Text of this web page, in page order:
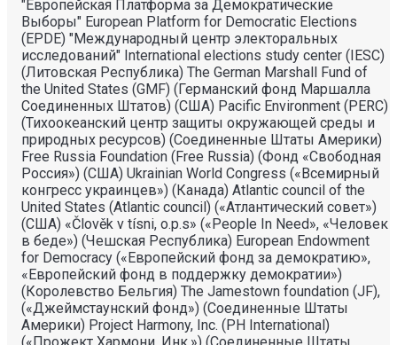
"Европейская Платформа за Демократические
Выборы" European Platform for Democratic Elections
(EPDE) "Международный центр электоральных
исследований" International elections study center (IESC)
(Литовская Республика) The German Marshall Fund of
the United States (GMF) (Германский фонд Маршалла
Соединенных Штатов) (США) Pacific Environment (PERC)
(Тихоокеанский центр защиты окружающей среды и
природных ресурсов) (Соединенные Штаты Америки)
Free Russia Foundation (Free Russia) (Фонд «Свободная
Россия») (США) Ukrainian World Congress («Всемирный
конгресс украинцев») (Канада) Atlantic council of the
United States (Atlantic council) («Атлантический совет»)
(США) «Člověk v tísni, o.p.s» («People In Need», «Человек
в беде») (Чешская Республика) European Endowment
for Democracy («Европейский фонд за демократию»,
«Европейский фонд в поддержку демократии»)
(Королевство Бельгия) The Jamestown foundation (JF),
(«Джеймстаунский фонд») (Соединенные Штаты
Америки) Project Harmony, Inc. (PH International)